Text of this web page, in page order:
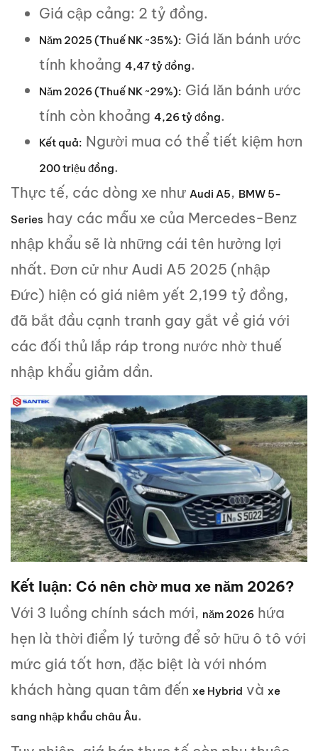
Giá cập cảng: 2 tỷ đồng.
Năm 2025 (Thuế NK ~35%): Giá lăn bánh ước
tính khoảng 4,47 tỷ đồng.
Năm 2026 (Thuế NK ~29%): Giá lăn bánh ước
tính còn khoảng 4,26 tỷ đồng.
Kết quả: Người mua có thể tiết kiệm hơn
200 triệu đồng.
Thực tế, các dòng xe như Audi A5, BMW 5-
Series hay các mẫu xe của Mercedes-Benz
nhập khẩu sẽ là những cái tên hưởng lợi
nhất. Đơn cử như Audi A5 2025 (nhập
Đức) hiện có giá niêm yết 2,199 tỷ đồng,
đã bắt đầu cạnh tranh gay gắt về giá với
các đối thủ lắp ráp trong nước nhờ thuế
nhập khẩu giảm dần.
Kết luận: Có nên chờ mua xe năm 2026?
Với 3 luồng chính sách mới, năm 2026 hứa
hẹn là thời điểm lý tưởng để sở hữu ô tô với
mức giá tốt hơn, đặc biệt là với nhóm
khách hàng quan tâm đến xe Hybrid và xe
sang nhập khẩu châu Âu.